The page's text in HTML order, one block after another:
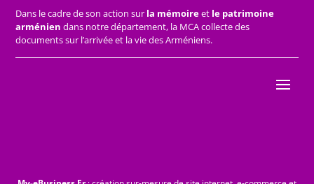
Dans le cadre de son action sur la mémoireet le patrimoine
arménien dans notre département, la MCA collecte des
documents sur l’arrivée et la vie des Arméniens.